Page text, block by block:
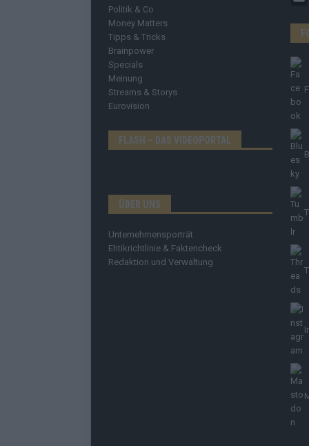
Politik & Co
Money Matters
Tipps & Tricks
Brainpower
Specials
Meinung
Streams & Storys
Eurovision
FLASH – DAS VIDEOPORTAL
ÜBER UNS
Unternehmensporträt
Ehtikrichtlinie & Faktencheck
Redaktion und Verwaltung